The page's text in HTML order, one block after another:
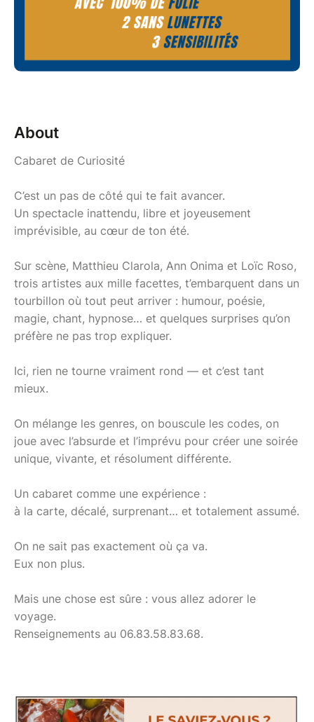
About
Cabaret de Curiosité
C’est un pas de côté qui te fait avancer.
Un spectacle inattendu, libre et joyeusement
imprévisible, au cœur de ton été.
Sur scène, Matthieu Clarola, Ann Onima et Loïc Roso,
trois artistes aux mille facettes, t’embarquent dans un
tourbillon où tout peut arriver : humour, poésie,
magie, chant, hypnose… et quelques surprises qu’on
préfère ne pas trop expliquer.
Ici, rien ne tourne vraiment rond — et c’est tant
mieux.
On mélange les genres, on bouscule les codes, on
joue avec l’absurde et l’imprévu pour créer une soirée
unique, vivante, et résolument différente.
Un cabaret comme une expérience :
à la carte, décalé, surprenant… et totalement assumé.
On ne sait pas exactement où ça va.
Eux non plus.
Mais une chose est sûre : vous allez adorer le
voyage.
Renseignements au 06.83.58.83.68.